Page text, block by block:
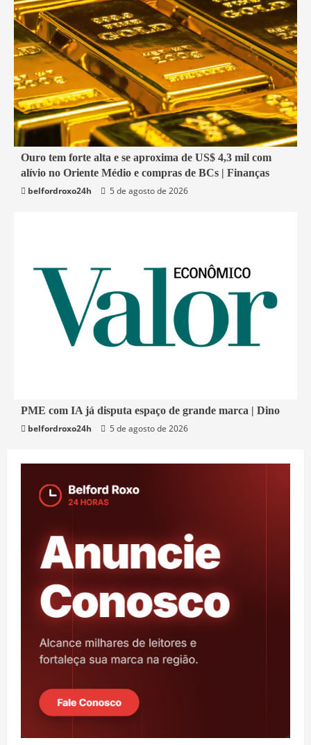
2 min read
Economia
Ouro tem forte alta e se aproxima de US$ 4,3 mil com
alívio no Oriente Médio e compras de BCs | Finanças
belfordroxo24h
5 de agosto de 2026
4 min read
Economia
PME com IA já disputa espaço de grande marca | Dino
belfordroxo24h
5 de agosto de 2026